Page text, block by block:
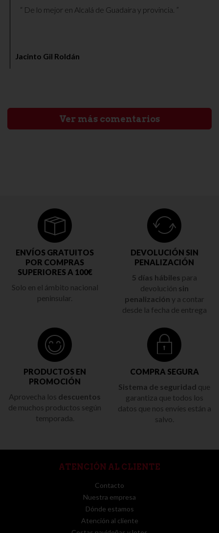
De lo mejor en Alcalá de Guadaíra y provincia.
Jacinto Gil Roldán
Ver más comentarios
ENVÍOS GRATUITOS
POR COMPRAS
SUPERIORES A 100€
Solo en el ámbito nacional
peninsular.
DEVOLUCIÓN SIN
PENALIZACIÓN
5 días hábiles para
devolución sin
penalización y a contar
desde la fecha de entrega
PRODUCTOS EN
PROMOCIÓN
Aprovecha los descuentos
de muchos productos según
temporada.
COMPRA SEGURA
Sistema de seguridad que
garantiza que todos los
datos que nos envíes están a
salvo.
ATENCIÓN AL CLIENTE
Contacto
Nuestra empresa
Dónde estamos
Atención al cliente